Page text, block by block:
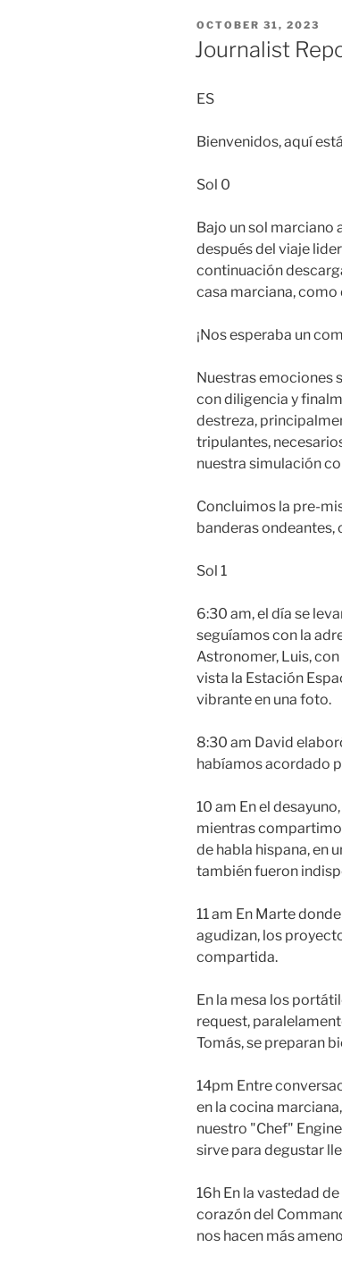
POSTED
ON
OCTOBER 31, 2023
Journalist
ES
Bienvenidos, aquí
Sol 0
Bajo un sol marciano
después del viaje
continuación
casa marciana, como
¡Nos esperaba un
Nuestras emociones
con diligencia y
destreza,
tripulantes,
nuestra simulación
Concluimos la pre-
banderas ondeantes,
Sol 1
6:30 am, el día se
seguíamos con la
Astronomer, Luis,
vista la Estación
vibrante en una foto.
8:30 am David
habíamos acordado
10 am En el
mientras
de habla hispana, en
también fueron
11 am En Marte
agudizan, los
compartida.
En la mesa los
request,
Tomás, se preparan
14pm Entre
en la cocina
nuestro "Chef"
sirve para degustar
16h En la vastedad
corazón del
nos hacen más